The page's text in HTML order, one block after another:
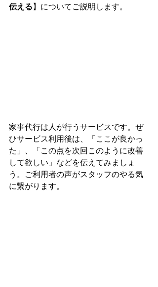
伝える】についてご説明します。
家事代行は人が行うサービスです。ぜ
ひサービス利用後は、「ここが良かっ
た」、「この点を次回このように改善
して欲しい」などを伝えてみましょ
う。ご利用者の声がスタッフのやる気
に繋がります。